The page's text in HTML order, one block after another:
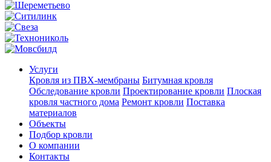
Услуги
Кровля из ПВХ-мембраны Битумная кровля
Обследование кровли Проектирование кровли Плоская
кровля частного дома Ремонт кровли Поставка
материалов
Объекты
Подбор кровли
О компании
Контакты